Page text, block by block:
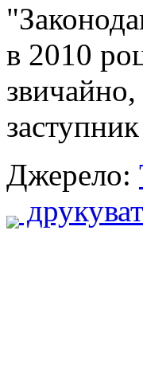
в 2010
заступник
Джерело: